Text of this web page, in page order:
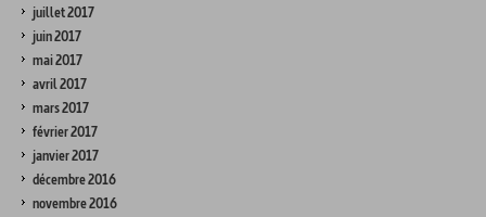
juillet 2017
juin 2017
mai 2017
avril 2017
mars 2017
février 2017
janvier 2017
décembre 2016
novembre 2016